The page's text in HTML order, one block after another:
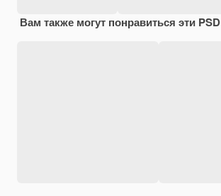
Вам также могут понравиться эти PSD